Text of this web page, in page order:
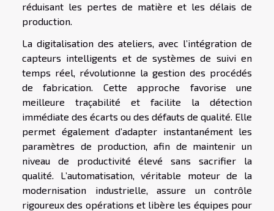
réduisant les pertes de matière et les délais de
production.
La digitalisation des ateliers, avec l’intégration de
capteurs intelligents et de systèmes de suivi en
temps réel, révolutionne la gestion des procédés
de fabrication. Cette approche favorise une
meilleure traçabilité et facilite la détection
immédiate des écarts ou des défauts de qualité. Elle
permet également d’adapter instantanément les
paramètres de production, afin de maintenir un
niveau de productivité élevé sans sacrifier la
qualité. L’automatisation, véritable moteur de la
modernisation industrielle, assure un contrôle
rigoureux des opérations et libère les équipes pour